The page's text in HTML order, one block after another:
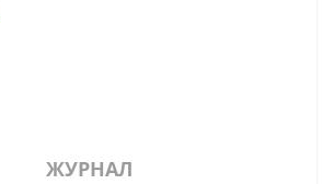
ЖУРНАЛ